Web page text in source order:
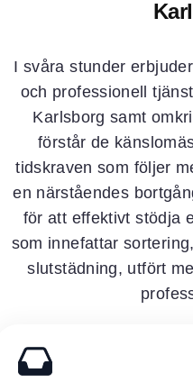
I svåra stunder
och professionell
Karlsborg samt
förstår de
tidskraven som följer
en närståendes
för att effektivt stödja
som innefattar
slutstädning, utfört